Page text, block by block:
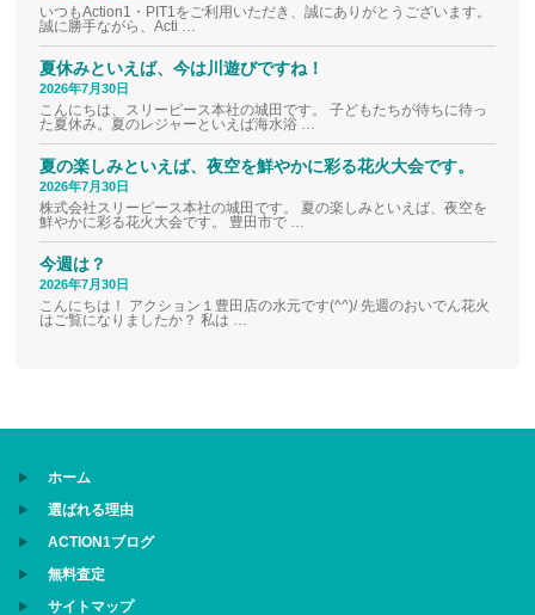
いつもAction1・PIT1をご利用いただき、誠にありがとうございます。
誠に勝手ながら、Acti …
夏休みといえば、今は川遊びですね！
2026年7月30日
こんにちは、スリーピース本社の城田です。 子どもたちが待ちに待っ
た夏休み。夏のレジャーといえば海水浴 …
夏の楽しみといえば、夜空を鮮やかに彩る花火大会です。
2026年7月30日
株式会社スリーピース本社の城田です。 夏の楽しみといえば、夜空を
鮮やかに彩る花火大会です。 豊田市で …
今週は？
2026年7月30日
こんにちは！ アクション１豊田店の水元です(^^)/ 先週のおいでん花火
はご覧になりましたか？ 私は …
ホーム
選ばれる理由
ACTION1ブログ
無料査定
サイトマップ